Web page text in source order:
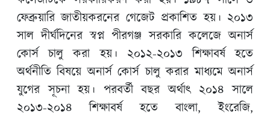
ফেব্রুয়ারি জাতীয়করনের গেজেট প্রকাশিত হয়। ২০১৩
সাল দীর্ঘদিনের স্বপ্ন পীরগঞ্জ সরকারি কলেজে অনার্স
কোর্স চালু করা হয়। ২০১২-২০১৩ শিক্ষাবর্ষ হতে
অর্থনীতি বিষয়ে অনার্স কোর্স চালু করার মাধ্যমে অনার্স
যুগের সূচনা হয়। পরবর্তী বছর অর্থাৎ ২০১৪ সালে
২০১৩-২০১৪ শিক্ষাবর্ষ হতে বাংলা, ইংরেজি,